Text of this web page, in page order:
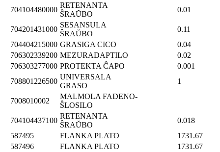
704104480000
RETENANTA
ŜRAŬBO
0.01
704201431000
SESANSULA
ŜRAŬBO
0.11
704404215000 GRASIGA CICO
0.04
706302339200 MEZURADAPTILO
0.02
706303277000 PROTEKTA ĈAPO
0.001
708801226500
UNIVERSALA
GRASO
1
7008010002
MALMOLA FADENO-
ŜLOSILO
704104437100
RETENANTA
ŜRAŬBO
0.018
587495
FLANKA PLATO
1731.67
587496
FLANKA PLATO
1731.67